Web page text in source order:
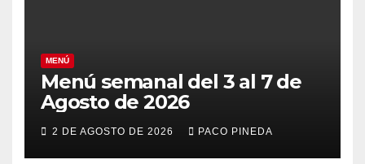
MENÚ
Menú semanal del 3 al 7 de
Agosto de 2026
2 DE AGOSTO DE 2026 PACO PINEDA